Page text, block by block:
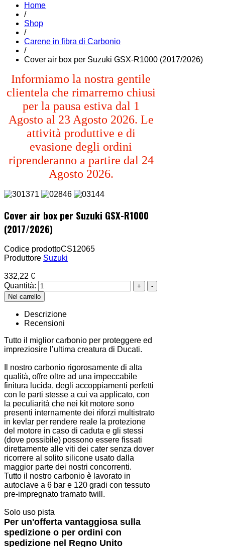
Home
/
Shop
/
Carene in fibra di Carbonio
/
Cover air box per Suzuki GSX-R1000 (2017/2026)
Informiamo la nostra gentile
clientela che rimarremo chiusi
per la pausa estiva dal 1
Agosto al 23 Agosto 2026. Le
attività produttive e di
evasione degli ordini
riprenderanno a partire dal 24
Agosto 2026.
Cover air box per Suzuki GSX-R1000
(2017/2026)
Codice prodottoCS12065
Produttore Suzuki
332,22 €
Quantità:
Descrizione
Recensioni
Tutto il miglior carbonio per proteggere ed
impreziosire l’ultima creatura di Ducati.
Il nostro carbonio rigorosamente di alta
qualità, offre oltre ad una impeccabile
finitura lucida, degli accoppiamenti perfetti
con le parti stesse a cui va applicato, con
la peculiarità che nei kit motore sono
presenti internamente dei riforzi multistrato
in kevlar per rendere reale la protezione
del motore in caso di caduta e gli stessi
(dove possibile) possono essere fissati
direttamente alle viti dei cater senza dover
ricorrere al solito silicone usato dalla
maggior parte dei nostri concorrenti.
Tutto il nostro carbonio è lavorato in
autoclave a 6 bar e 120 gradi con tessuto
pre-impregnato tramato twill.
Solo uso pista
Per un'offerta vantaggiosa sulla
spedizione o per ordini con
spedizione nel Regno Unito